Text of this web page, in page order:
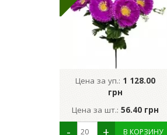
Цена за уп.: 1 128.00
грн
Цена за шт.: 56.40 грн